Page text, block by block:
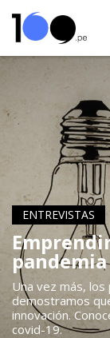
ENTREVISTAS
pandemia
Una vez más,
demostramos
innovación.
covid-19.